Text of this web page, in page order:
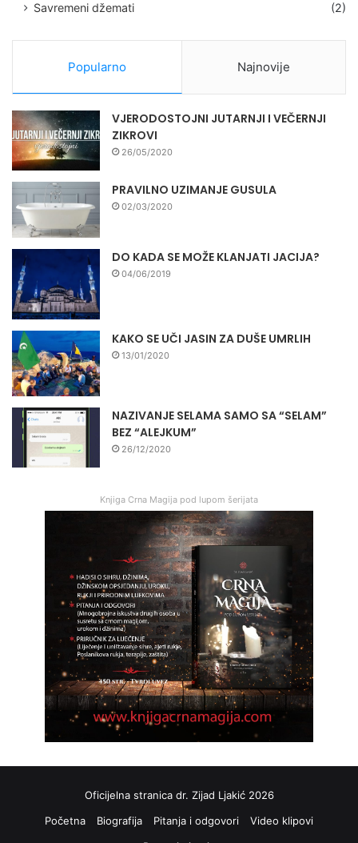
Savremeni džemati
(2)
Popularno Najnovije
VJERODOSTOJNI JUTARNJI I VEČERNJI
ZIKROVI
26/05/2020
PRAVILNO UZIMANJE GUSULA
02/03/2020
DO KADA SE MOŽE KLANJATI JACIJA?
04/06/2019
KAKO SE UČI JASIN ZA DUŠE UMRLIH
13/01/2020
NAZIVANJE SELAMA SAMO SA “SELAM”
BEZ “ALEJKUM”
26/12/2020
Knjiga Crna Magija pod lupom šerijata
Oficijelna stranica dr. Zijad Ljakić 2026
Početna
Biografija Pitanja i odgovori
Video klipovi